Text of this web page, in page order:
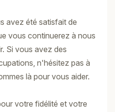
avez été satisfait de
vous continuerez à nous
Si vous avez des
n'hésitez pas à
là pour vous aider.
votre fidélité et votre